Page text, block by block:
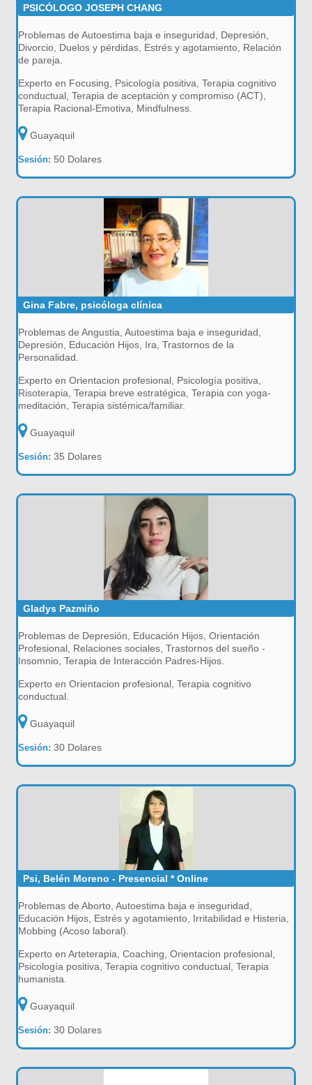
PSICÓLOGO JOSEPH CHANG
Problemas de Autoestima baja e inseguridad, Depresión,
Divorcio, Duelos y pérdidas, Estrés y agotamiento, Relación
de pareja.
Experto en Focusing, Psicología positiva, Terapia cognitivo
conductual, Terapia de aceptación y compromiso (ACT),
Terapia Racional-Emotiva, Mindfulness.
Guayaquil
Sesión: 50 Dolares
Gina Fabre, psicóloga clínica
Problemas de Angustia, Autoestima baja e inseguridad,
Depresión, Educación Hijos, Ira, Trastornos de la
Personalidad.
Experto en Orientacion profesional, Psicología positiva,
Risoterapia, Terapia breve estratégica, Terapia con yoga-
meditación, Terapia sistémica/familiar.
Guayaquil
Sesión:35 Dolares
Gladys Pazmiño
Problemas de Depresión, Educación Hijos, Orientación
Profesional, Relaciones sociales, Trastornos del sueño -
Insomnio, Terapia de Interacción Padres-Hijos.
Experto en Orientacion profesional, Terapia cognitivo
conductual.
Guayaquil
Sesión:30 Dolares
Psi, Belén Moreno - Presencial * Online
Problemas de Aborto, Autoestima baja e inseguridad,
Educación Hijos, Estrés y agotamiento, Irritabilidad e Histeria,
Mobbing (Acoso laboral).
Experto en Arteterapia, Coaching, Orientacion profesional,
Psicología positiva, Terapia cognitivo conductual, Terapia
humanista.
Guayaquil
Sesión:30 Dolares